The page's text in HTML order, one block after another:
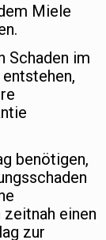
Miele
Schaden im
benötigen,
einen
zur